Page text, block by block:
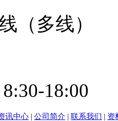
（多线）
18:00
讯中心 | 公司简介 | 联系我们 | 资